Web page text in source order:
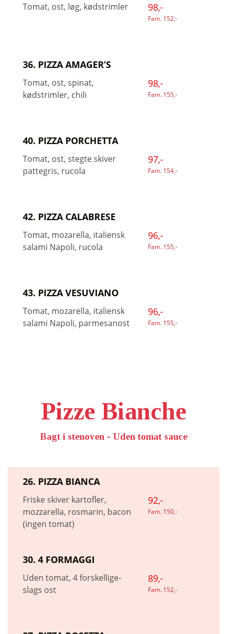
Tomat, ost, løg, kødstrimler 98,-
Fam. 152,-
36. PIZZA AMAGER’S
Tomat, ost, spinat,
kødstrimler, chili
98,-
Fam. 155,-
40. PIZZA PORCHETTA
Tomat, ost, stegte skiver
pattegris, rucola
97,-
Fam. 154,-
42. PIZZA CALABRESE
Tomat, mozarella, italiensk
salami Napoli, rucola
96,-
Fam. 155,-
43. PIZZA VESUVIANO
Tomat, mozarella, italiensk
salami Napoli, parmesanost
96,-
Fam. 155,-
Pizze Bianche
Bagt i stenoven - Uden tomat sauce
26. PIZZA BIANCA
Friske skiver kartofler,
mozzarella, rosmarin, bacon
(ingen tomat)
92,-
Fam. 150,-
30. 4 FORMAGGI
Uden tomat, 4 forskellige-
slags ost
89,-
Fam. 152,-